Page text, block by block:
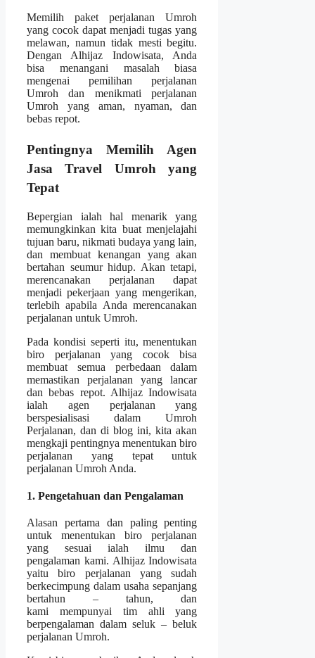
Memilih paket perjalanan Umroh
yang cocok dapat menjadi tugas yang
melawan, namun tidak mesti begitu.
Dengan Alhijaz Indowisata, Anda
bisa menangani masalah biasa
mengenai pemilihan perjalanan
Umroh dan menikmati perjalanan
Umroh yang aman, nyaman, dan
bebas repot.
Pentingnya Memilih Agen
Jasa Travel Umroh yang
Tepat
Bepergian ialah hal menarik yang
memungkinkan kita buat menjelajahi
tujuan baru, nikmati budaya yang lain,
dan membuat kenangan yang akan
bertahan seumur hidup. Akan tetapi,
merencanakan perjalanan dapat
menjadi pekerjaan yang mengerikan,
terlebih apabila Anda merencanakan
perjalanan untuk Umroh.
Pada kondisi seperti itu, menentukan
biro perjalanan yang cocok bisa
membuat semua perbedaan dalam
memastikan perjalanan yang lancar
dan bebas repot. Alhijaz Indowisata
ialah agen perjalanan yang
berspesialisasi dalam Umroh
Perjalanan, dan di blog ini, kita akan
mengkaji pentingnya menentukan biro
perjalanan yang tepat untuk
perjalanan Umroh Anda.
1. Pengetahuan dan Pengalaman
Alasan pertama dan paling penting
untuk menentukan biro perjalanan
yang sesuai ialah ilmu dan
pengalaman kami. Alhijaz Indowisata
yaitu biro perjalanan yang sudah
berkecimpung dalam usaha sepanjang
bertahun – tahun, dan
kami mempunyai tim ahli yang
berpengalaman dalam seluk – beluk
perjalanan Umroh.